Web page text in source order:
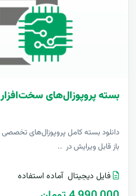
بسته پروپوزال‌های سخت‌افزار
دانلود بسته کامل پروپوزال‌های
باز قابل ویرایش در ..
فایل دیجیتال آماده استفاده